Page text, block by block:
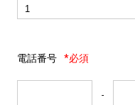
電話番号 *必須
-